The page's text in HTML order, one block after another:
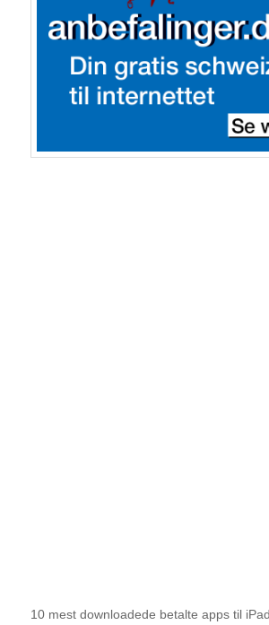
10 mest downloadede betalte apps til